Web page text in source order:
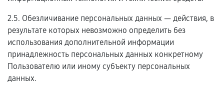
2.5. Обезличивание персональных данных — действия, в
результате которых невозможно определить без
использования дополнительной информации
принадлежность персональных данных конкретному
Пользователю или иному субъекту персональных
данных.